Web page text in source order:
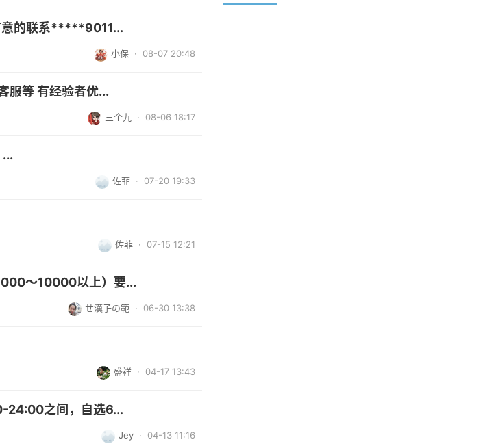
意的联系*****9011...
小保 · 08-07 20:48
服等 有经验者优...
三个九 · 08-06 18:17
佐菲 · 07-20 19:33
佐菲 · 07-15 12:21
～10000以上）要...
ㄝ漢孒の範 · 06-30 13:38
盛祥 · 04-17 13:43
24:00之间，自选6...
Jey · 04-13 11:16